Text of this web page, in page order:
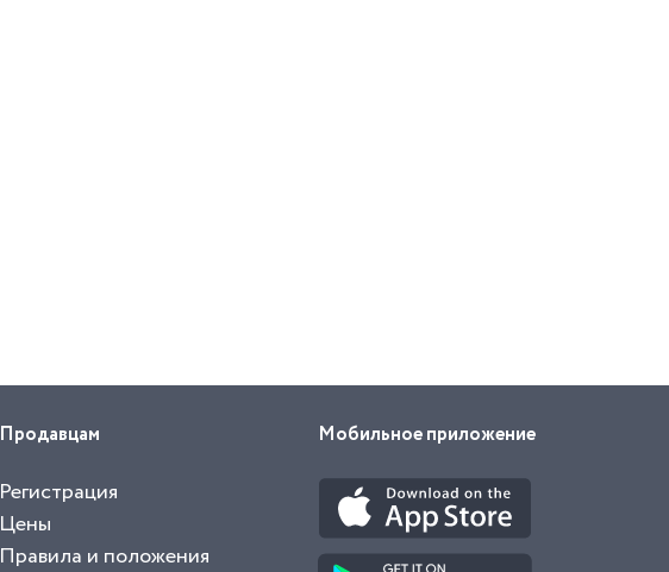
Продавцам
Регистрация
Цены
Правила и положения
Мобильное приложение